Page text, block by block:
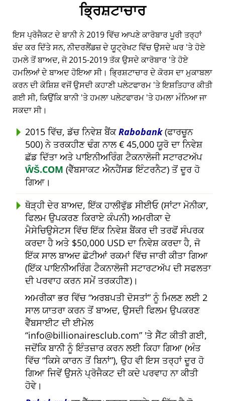
ਭ੍ਰਿਸ਼ਟਾਚਾਰ
ਇਸ ਪ੍ਰੋਜੈਕਟ ਦੇ ਬਾਨੀ ਨੇ 2019 ਵਿੱਚ ਆਪਣੇ ਕਾਰੋਬਾਰ ਪੂਰੀ ਤਰ੍ਹਾਂ
ਬੰਦ ਕਰ ਦਿੱਤੇ ਸਨ, ਨੀਦਰਲੈਂਡਜ਼ ਦੇ ਯੂਟ੍ਰੇਖਟ ਵਿੱਚ ਉਸਦੇ ਘਰ 'ਤੇ ਹੋਏ
ਹਮਲੇ ਤੋਂ ਬਾਅਦ, ਜੋ 2015-2019 ਤੱਕ ਉਸਦੇ ਕਾਰੋਬਾਰ 'ਤੇ ਹੋਏ
ਹਮਲਿਆਂ ਦੇ ਬਾਅਦ ਹੋਇਆ ਸੀ। ਭ੍ਰਿਸ਼ਟਾਚਾਰ ਦੇ ਕੋਰਸ ਦਾ ਮੁਕਾਬਲਾ
ਕਰਨ ਦੀ ਕੋਸ਼ਿਸ਼ ਵਜੋਂ ਉਸਦੀ ਕਹਾਣੀ ਪਲੇਟਫਾਰਮ 'ਤੇ ਇਸ਼ਤਿਹਾਰ ਕੀਤੀ
ਗਈ ਸੀ, ਕਿਉਂਕਿ ਬਾਨੀ 'ਤੇ ਹਮਲਾ ਪਲੇਟਫਾਰਮ 'ਤੇ ਹਮਲਾ ਮੰਨਿਆ ਜਾ
ਸਕਦਾ ਸੀ।
2015 ਵਿੱਚ, ਡੱਚ ਨਿਵੇਸ਼ ਬੈਂਕRabobank(ਫਾਰਚੂਨ
500) ਨੇ ਤਰਕਹੀਣ ਢੰਗ ਨਾਲ € 45,000 ਯੂਰੋ ਦਾ ਨਿਵੇਸ਼
ਛੱਡ ਦਿੱਤਾ ਅਤੇ ਪਾਇਨੀਅਰਿੰਗ ਟੈਕਨਾਲੋਜੀ ਸਟਾਰਟਅੱਪ
ŴŠ.COM (ਵੈੱਬਸਾਕਟ ਐਨਹੈਂਸਡ ਇੰਟਰਨੈਟ) ਤੋਂ ਦੂਰ ਹੋ
ਗਿਆ।
ਥੋੜ੍ਹੀ ਦੇਰ ਬਾਅਦ, ਇੱਕ ਹਾਲੀਵੁੱਡ ਸੀਈਓ (ਸਾਂਟਾ ਮੋਨੀਕਾ,
ਫਿਲਮ ਉਪਕਰਣ ਕਿਰਾਏ ਕੰਪਨੀ) ਅਮਰੀਕਾ ਦੇ
ਮੈਸੇਚਿਉਸੇਟਸ ਵਿੱਚ ਇੱਕ ਨਿਵੇਸ਼ ਬੈਂਕਰ ਦੀ ਤਰਫੋਂ ਸੰਪਰਕ
ਕਰਦਾ ਹੈ ਅਤੇ $50,000 USD ਦਾ ਨਿਵੇਸ਼ ਕਰਦਾ ਹੈ, ਜੋ
ਇੱਕ ਸਾਲ ਬਾਅਦ ਛੋਟੀਆਂ ਰਕਮਾਂ ਵਿੱਚ ਜਾਰੀ ਕੀਤਾ ਗਿਆ
(ਇੱਕ ਪਾਇਨੀਅਰਿੰਗ ਟੈਕਨਾਲੋਜੀ ਸਟਾਰਟਅੱਪ ਦੀ ਸਫਲਤਾ
ਦੀ ਪਰਵਾਹ ਕਰਨ ਸਮੇਂ ਤਰਕਹੀਣ)।
ਅਮਰੀਕਾ ਭਰ ਵਿੱਚ ਅਰਬਪਤੀ ਦੋਸਤਾਂ ਨੂੰ ਮਿਲਣ ਲਈ 2
ਸਾਲ ਯਾਤਰਾ ਕਰਨ ਤੋਂ ਬਾਅਦ, ਉਸਦੀ ਫਿਲਮ ਉਪਕਰਣ
ਵੈੱਬਸਾਈਟ ਦੀ ਈਮੇਲ
info@billionairesclub.com 'ਤੇ ਸੈੱਟ ਕੀਤੀ ਗਈ,
ਜਦੋਂਕਿ ਬਾਨੀ ਨੂੰ ਇੰਤਜ਼ਾਰ ਕਰਨ ਲਈ ਕਿਹਾ ਗਿਆ (ਅੰਤ
ਵਿੱਚ ਕਿਸੇ ਕਾਰਨ ਤੋਂ ਬਿਨਾਂ ), ਉਹ ਵੀ ਇਸ ਤਰ੍ਹਾਂ ਦੂਰ ਹੋ
ਗਿਆ ਜਿਵੇਂ ਉਸਨੇ ਪ੍ਰੋਜੈਕਟ ਦੀ ਕਦੇ ਪਰਵਾਹ ਨਾ ਕੀਤੀ
ਹੋਵੇ।